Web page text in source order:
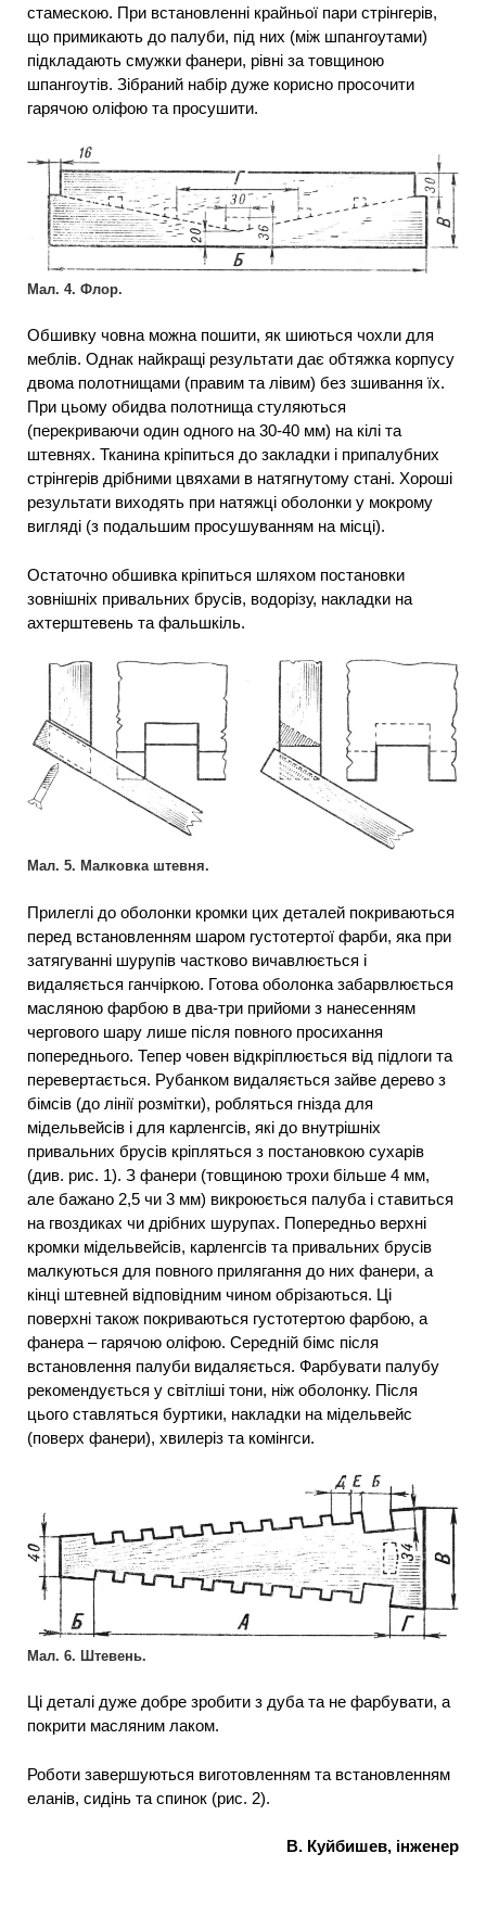
стамескою. При встановленні крайньої пари стрінгерів,
що примикають до палуби, під них (між шпангоутами)
підкладають смужки фанери, рівні за товщиною
шпангоутів. Зібраний набір дуже корисно просочити
гарячою оліфою та просушити.
Мал. 4. Флор.
Обшивку човна можна пошити, як шиються чохли для
меблів. Однак найкращі результати дає обтяжка корпусу
двома полотнищами (правим та лівим) без зшивання їх.
При цьому обидва полотнища стуляються
(перекриваючи один одного на 30-40 мм) на кілі та
штевнях. Тканина кріпиться до закладки і припалубних
стрінгерів дрібними цвяхами в натягнутому стані. Хороші
результати виходять при натяжці оболонки у мокрому
вигляді (з подальшим просушуванням на місці).
Остаточно обшивка кріпиться шляхом постановки
зовнішніх привальних брусів, водорізу, накладки на
ахтерштевень та фальшкіль.
Мал. 5. Малковка штевня.
Прилеглі до оболонки кромки цих деталей покриваються
перед встановленням шаром густотертої фарби, яка при
затягуванні шурупів частково вичавлюється і
видаляється ганчіркою. Готова оболонка забарвлюється
масляною фарбою в два-три прийоми з нанесенням
чергового шару лише після повного просихання
попереднього. Тепер човен відкріплюється від підлоги та
перевертається. Рубанком видаляється зайве дерево з
бімсів (до лінії розмітки), робляться гнізда для
мідельвейсів і для карленгсів, які до внутрішніх
привальних брусів кріпляться з постановкою сухарів
(див. рис. 1). З фанери (товщиною трохи більше 4 мм,
але бажано 2,5 чи 3 мм) викроюється палуба і ставиться
на гвоздиках чи дрібних шурупах. Попередньо верхні
кромки мідельвейсів, карленгсів та привальних брусів
малкуються для повного прилягання до них фанери, а
кінці штевней відповідним чином обрізаються. Ці
поверхні також покриваються густотертою фарбою, а
фанера – гарячою оліфою. Середній бімс після
встановлення палуби видаляється. Фарбувати палубу
рекомендується у світліші тони, ніж оболонку. Після
цього ставляться буртики, накладки на мідельвейс
(поверх фанери), хвилеріз та комінгси.
Мал. 6. Штевень.
Ці деталі дуже добре зробити з дуба та не фарбувати, а
покрити масляним лаком.
Роботи завершуються виготовленням та встановленням
еланів, сидінь та спинок (рис. 2).
В. Куйбишев, інженер